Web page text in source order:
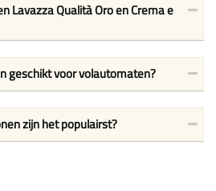
Lavazza Qualità Oro en Crema e
geschikt voor volautomaten?
zijn het populairst?